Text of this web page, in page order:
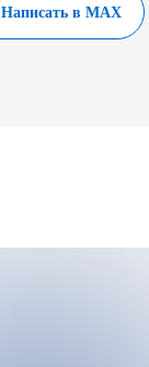
Написать в MAX